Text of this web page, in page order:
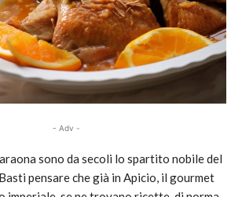
- Adv -
sono da secoli lo spartito nobile del
pensare che già in Apicio, il gourmet